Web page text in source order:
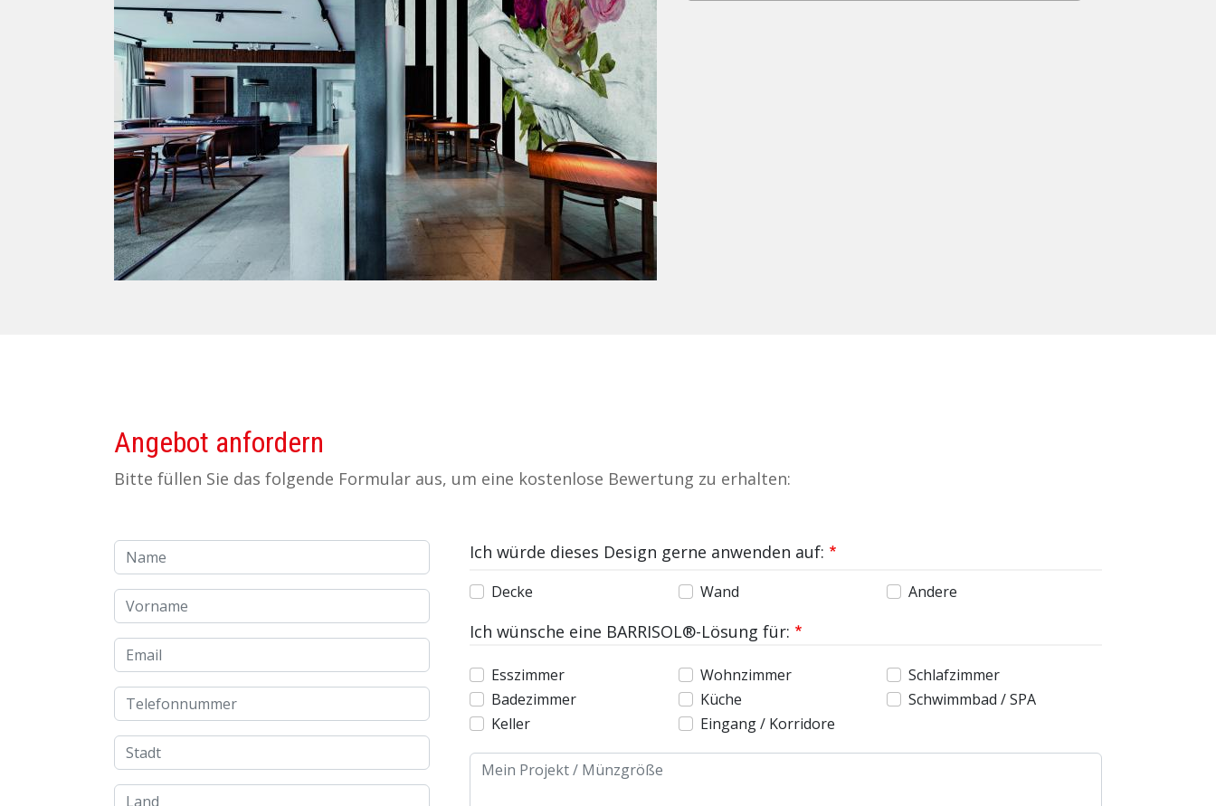
Angebot anfordern
Bitte füllen Sie das folgende Formular aus, um eine kostenlose Bewertung zu erhalten:
Name
Vorname
Email
Telefonnummer
Stadt
Land
Ich würde dieses Design gerne anwenden auf:
Decke Wand Andere
Ich wünsche eine BARRISOL®-Lösung für:
Esszimmer Wohnzimmer
Schlafzimmer
Badezimmer
Küche
Schwimmbad / SPA
Keller
Eingang / Korridore
Message